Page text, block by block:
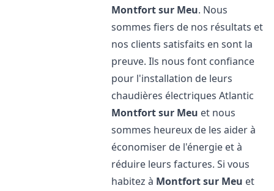
Montfort sur Meu. Nous
sommes fiers de nos résultats et
nos clients satisfaits en sont la
preuve. Ils nous font confiance
pour l'installation de leurs
chaudières électriques Atlantic
Montfort sur Meu et nous
sommes heureux de les aider à
économiser de l'énergie et à
réduire leurs factures. Si vous
habitez à Montfort sur Meu et